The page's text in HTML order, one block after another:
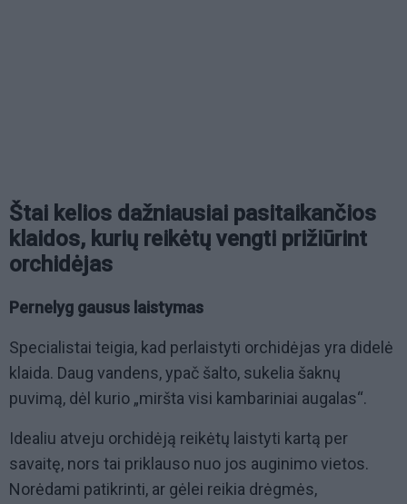
Štai kelios dažniausiai pasitaikančios
klaidos, kurių reikėtų vengti prižiūrint
orchidėjas
Pernelyg gausus laistymas
Specialistai teigia, kad perlaistyti orchidėjas yra didelė
klaida. Daug vandens, ypač šalto, sukelia šaknų
puvimą, dėl kurio „miršta visi kambariniai augalas“.
Idealiu atveju orchidėją reikėtų laistyti kartą per
savaitę, nors tai priklauso nuo jos auginimo vietos.
Norėdami patikrinti, ar gėlei reikia drėgmės,